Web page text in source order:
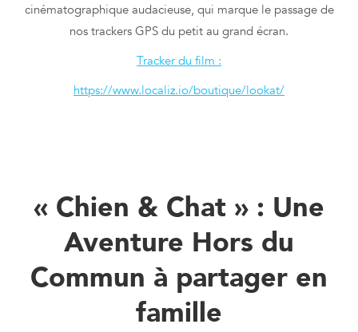
cinématographique audacieuse, qui marque le passage de
nos trackers GPS du petit au grand écran.
Tracker du film :
https://www.localiz.io/boutique/lookat/
« Chien & Chat » : Une
Aventure Hors du
Commun à partager en
famille